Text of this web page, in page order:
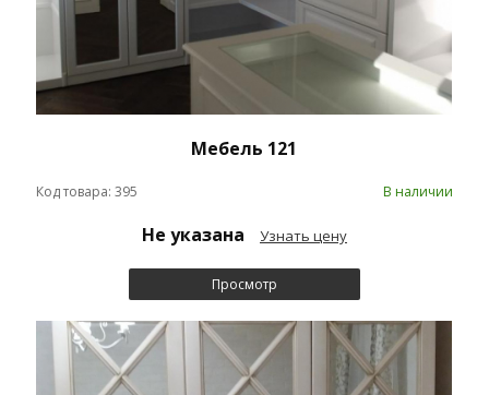
Мебель 121
Код товара: 395 В наличии
Не указана Узнать цену
Просмотр